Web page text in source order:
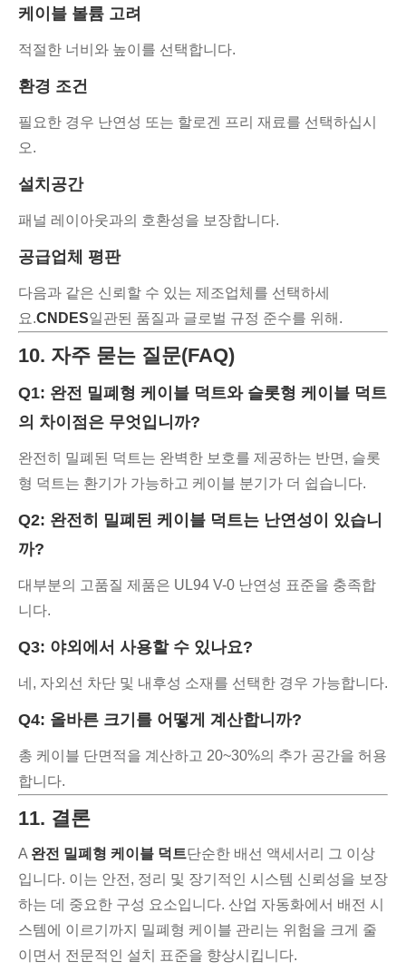
케이블 볼륨 고려
적절한 너비와 높이를 선택합니다.
환경 조건
필요한 경우 난연성 또는 할로겐 프리 재료를 선택하십시
오.
설치공간
패널 레이아웃과의 호환성을 보장합니다.
공급업체 평판
다음과 같은 신뢰할 수 있는 제조업체를 선택하세
요.CNDES일관된 품질과 글로벌 규정 준수를 위해.
10. 자주 묻는 질문(FAQ)
Q1: 완전 밀폐형 케이블 덕트와 슬롯형 케이블 덕트
의 차이점은 무엇입니까?
완전히 밀폐된 덕트는 완벽한 보호를 제공하는 반면, 슬롯
형 덕트는 환기가 가능하고 케이블 분기가 더 쉽습니다.
Q2: 완전히 밀폐된 케이블 덕트는 난연성이 있습니
까?
대부분의 고품질 제품은 UL94 V-0 난연성 표준을 충족합
니다.
Q3: 야외에서 사용할 수 있나요?
네, 자외선 차단 및 내후성 소재를 선택한 경우 가능합니다.
Q4: 올바른 크기를 어떻게 계산합니까?
총 케이블 단면적을 계산하고 20~30%의 추가 공간을 허용
합니다.
11. 결론
A 완전 밀폐형 케이블 덕트단순한 배선 액세서리 그 이상
입니다. 이는 안전, 정리 및 장기적인 시스템 신뢰성을 보장
하는 데 중요한 구성 요소입니다. 산업 자동화에서 배전 시
스템에 이르기까지 밀폐형 케이블 관리는 위험을 크게 줄
이면서 전문적인 설치 표준을 향상시킵니다.